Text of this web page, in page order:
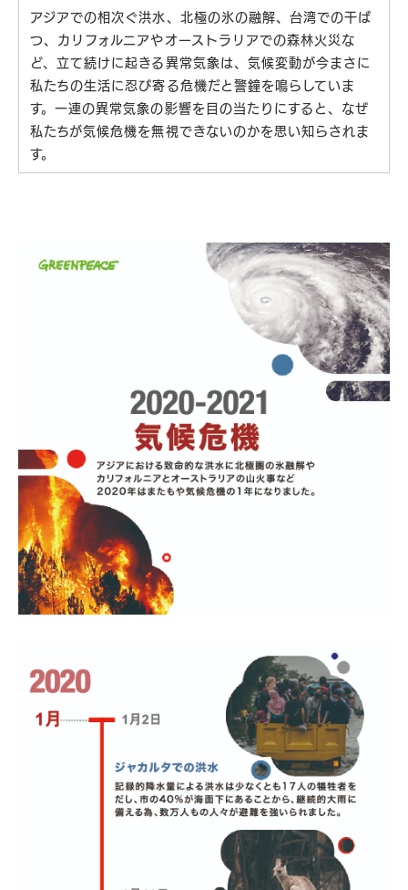
アジアでの相次ぐ洪水、北極の氷の融解、台湾での干ば
つ、カリフォルニアやオーストラリアでの森林火災な
ど、立て続けに起きる異常気象は、気候変動が今まさに
私たちの生活に忍び寄る危機だと警鐘を鳴らしていま
す。一連の異常気象の影響を目の当たりにすると、なぜ
私たちが気候危機を無視できないのかを思い知らされま
す。